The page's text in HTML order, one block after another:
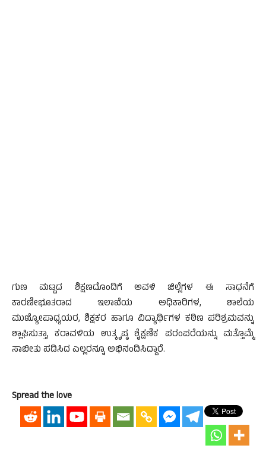
ಗುಣ ಮಟ್ಟದ ಶಿಕ್ಷಣದೊಂದಿಗೆ ಅವಳಿ ಜಿಲ್ಲೆಗಳ ಈ ಸಾಧನೆಗೆ
ಕಾರಣೀಭೂತರಾದ ಇಲಾಖೆಯ ಅಧಿಕಾರಿಗಳ, ಶಾಲೆಯ
ಮುಖ್ಯೋಪಾಧ್ಯಯರ, ಶಿಕ್ಷಕರ ಹಾಗೂ ವಿದ್ಯಾರ್ಥಿಗಳ ಕಠಿಣ ಪರಿಶ್ರಮವನ್ನು
ಶ್ಲಾಘಿಸುತ್ತಾ, ಕರಾವಳಿಯ ಉತ್ಕೃಷ್ಠ ಶೈಕ್ಷಣಿಕ ಪರಂಪರೆಯನ್ನು ಮತ್ತೊಮ್ಮೆ
ಸಾಬೀತು ಪಡಿಸಿದ ಎಲ್ಲರನ್ನೂ ಅಭಿನಂದಿಸಿದ್ದಾರೆ.
Spread the love